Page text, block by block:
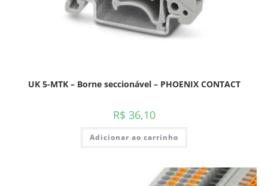
UK 5-MTK – Borne seccionável – PHOENIX CONTACT
R$ 36,10
Adicionar ao carrinho